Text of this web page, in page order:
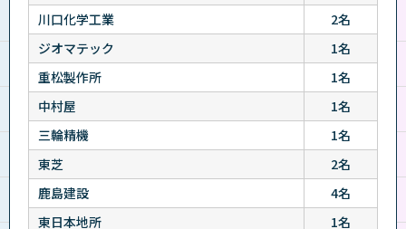
川口化学工業
2名
ジオマテック
1名
重松製作所
1名
中村屋
1名
三輪精機
1名
東芝
2名
鹿島建設
4名
東日本地所
1名